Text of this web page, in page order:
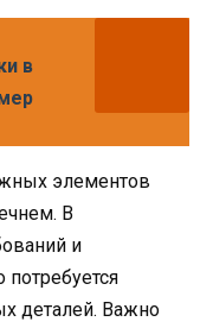
в
элементов
В
и
деталей. Важно